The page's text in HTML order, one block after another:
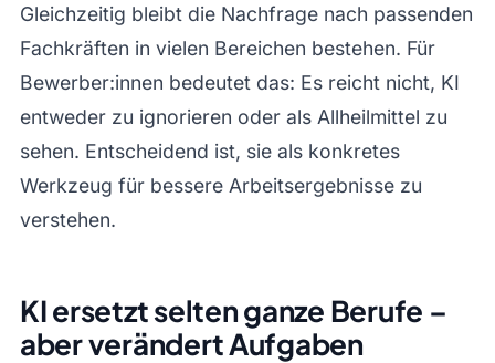
Gleichzeitig bleibt die Nachfrage nach passenden
Fachkräften in vielen Bereichen bestehen. Für
Bewerber:innen bedeutet das: Es reicht nicht, KI
entweder zu ignorieren oder als Allheilmittel zu
sehen. Entscheidend ist, sie als konkretes
Werkzeug für bessere Arbeitsergebnisse zu
verstehen.
KI ersetzt selten ganze Berufe –
aber verändert Aufgaben